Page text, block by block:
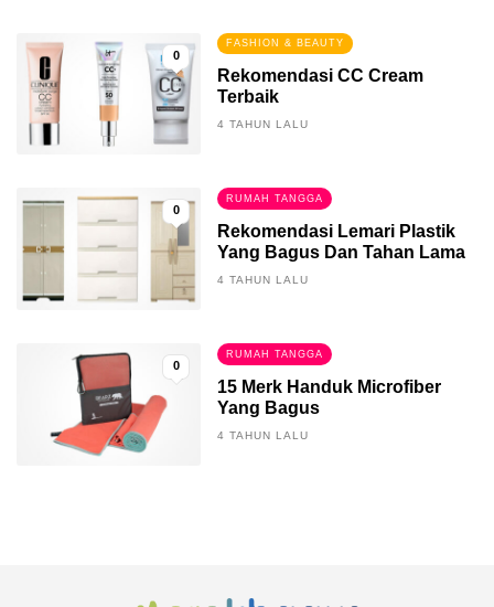
0
FASHION & BEAUTY
Rekomendasi CC Cream
Terbaik
4 TAHUN LALU
0
RUMAH TANGGA
Rekomendasi Lemari Plastik
Yang Bagus Dan Tahan Lama
4 TAHUN LALU
0
RUMAH TANGGA
15 Merk Handuk Microfiber
Yang Bagus
4 TAHUN LALU